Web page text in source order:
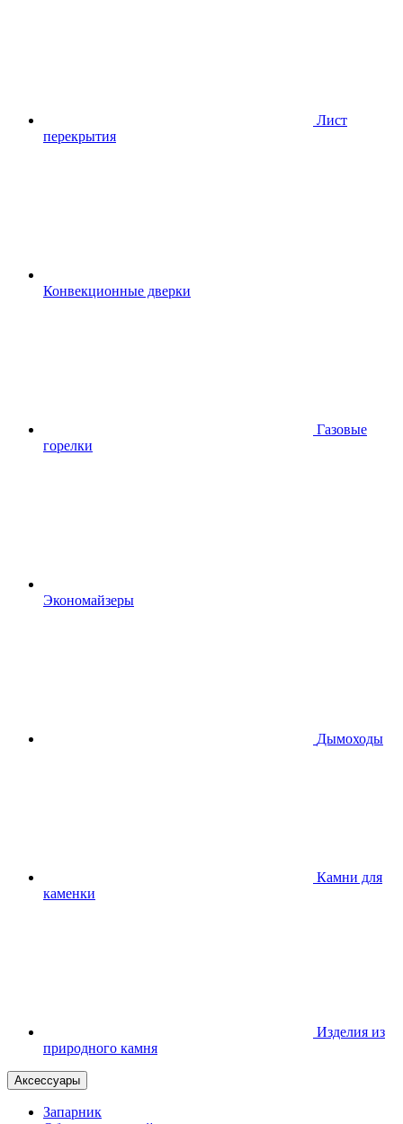
Лист
перекрытия
Конвекционные дверки
Газовые
горелки
Экономайзеры
Дымоходы
Камни для
каменки
Изделия из
природного камня
Аксессуары
Запарник